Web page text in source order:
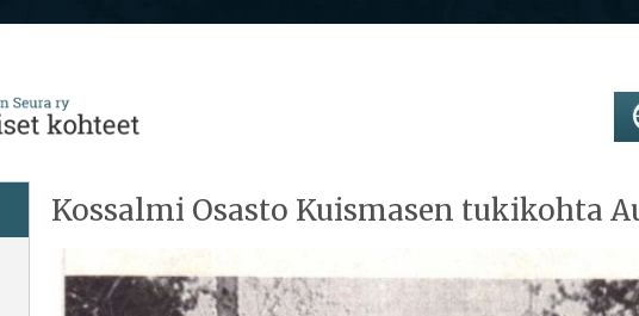
Kossalmi Osasto Kuismasen tukikohta